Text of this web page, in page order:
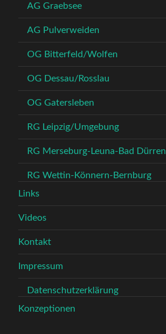
AG Graebsee
AG Pulverweiden
OG Bitterfeld/Wolfen
OG Dessau/Rosslau
OG Gatersleben
RG Leipzig/Umgebung
RG Merseburg-Leuna-Bad
RG Wettin-Könnern-Bernburg
Links
Videos
Kontakt
Impressum
Datenschutzerklärung
Konzeptionen